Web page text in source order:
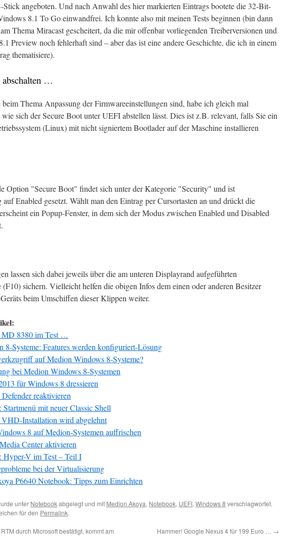
angeboten. Und nach Anwahl des hier markierten Eintrags bootete die 32-Bit-
8.1 To Go einwandfrei. Ich konnte also mit meinen Tests beginnen (bin dann
Thema Miracast gescheitert, da die mir offenbar vorliegenden Treiberversionen und
Preview noch fehlerhaft sind – aber das ist eine andere Geschichte, die ich in einem
thematisiere).
abschalten …
Thema Anpassung der Firmwareeinstellungen sind, habe ich gleich mal
wie sich der Secure Boot unter UEFI abstellen lässt. Dies ist z.B. relevant, falls Sie ein
(Linux) mit nicht signiertem Bootlader auf der Maschine installieren
Option "Secure Boot" findet sich unter der Kategorie "Security" und ist
auf Enabled gesetzt. Wählt man den Eintrag per Cursortasten an und drückt die
ein Popup-Fenster, in dem sich der Modus zwischen Enabled und Disabled
lassen sich dabei jeweils über die am unteren Displayrand aufgeführten
(F10) sichern. Vielleicht helfen die obigen Infos dem einen oder anderen Besitzer
beim Umschiffen dieser Klippen weiter.
8380 im Test …
8-Systeme: Features werden konfiguriert-Lösung
auf Medion Windows 8-Systeme?
bei Medion Windows 8-Systemen
für Windows 8 dressieren
reaktivieren
mit neuer Classic Shell
Installation wird abgelehnt
8 auf Medion-Systemen auffrischen
Center aktivieren
Hyper-V im Test – Teil I
bei der Virtualisierung
P6640 Notebook: Tipps zum Einrichten
unter Notebookabgelegt und mit Medion Akoya, Notebook, UEFI, Windows 8 verschlagwortet.
für den Permalink.
durch Microsoft bestätigt, kommt am
Hammer! Google Nexus 4 für 199 Euro … →